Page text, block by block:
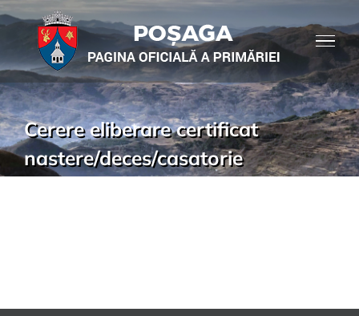
Cerere eliberare certificat
nastere/deces/casatorie